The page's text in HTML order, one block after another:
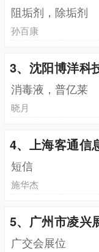
阻垢剂，除垢剂
孙百康
3、沈阳博洋科
消毒液，普亿莱
晓月
4、上海客通信
短信
施华杰
5、广州市凌兴
广交会展位